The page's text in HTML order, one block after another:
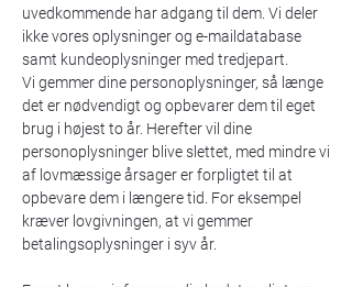
uvedkommende har adgang til dem. Vi deler
ikke vores oplysninger og e-maildatabase
samt kundeoplysninger med tredjepart.
Vi gemmer dine personoplysninger, så længe
det er nødvendigt og opbevarer dem til eget
brug i højest to år. Herefter vil dine
personoplysninger blive slettet, med mindre vi
af lovmæssige årsager er forpligtet til at
opbevare dem i længere tid. For eksempel
kræver lovgivningen, at vi gemmer
betalingsoplysninger i syv år.